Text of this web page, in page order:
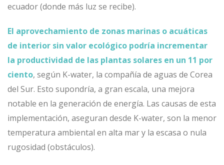
ecuador (donde más luz se recibe).
El aprovechamiento de zonas marinas o acuáticas
de interior sin valor ecológico podría incrementar
la productividad de las plantas solares en un 11 por
ciento, según K-water, la compañía de aguas de Corea
del Sur. Esto supondría, a gran escala, una mejora
notable en la generación de energía. Las causas de esta
implementación, aseguran desde K-water, son la menor
temperatura ambiental en alta mar y la escasa o nula
rugosidad (obstáculos).